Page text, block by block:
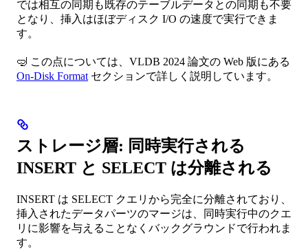
では相互の同期も既存のテーブルデータとの同期も不要
となり、挿入はほぼディスク I/O の速度で実行できま
す。
🤿 この点については、VLDB 2024 論文の Web 版にある
On-Disk Format セクションで詳しく説明しています。
ストレージ層: 同時実行される
INSERT と SELECT は分離される
INSERT は SELECT クエリから完全に分離されており、
挿入されたデータパーツのマージは、同時実行中のクエ
リに影響を与えることなくバックグラウンドで行われま
す。